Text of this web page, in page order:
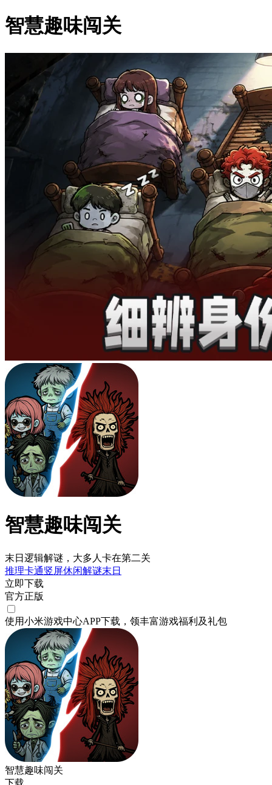
智慧趣味闯关
智慧趣味闯关
末日逻辑解谜，大多人卡在第二关
推理卡通竖屏休闲解谜末日
立即下载
官方正版
使用小米游戏中心APP下载 ，领丰富游戏福利 及礼包
智慧趣味闯关
下载